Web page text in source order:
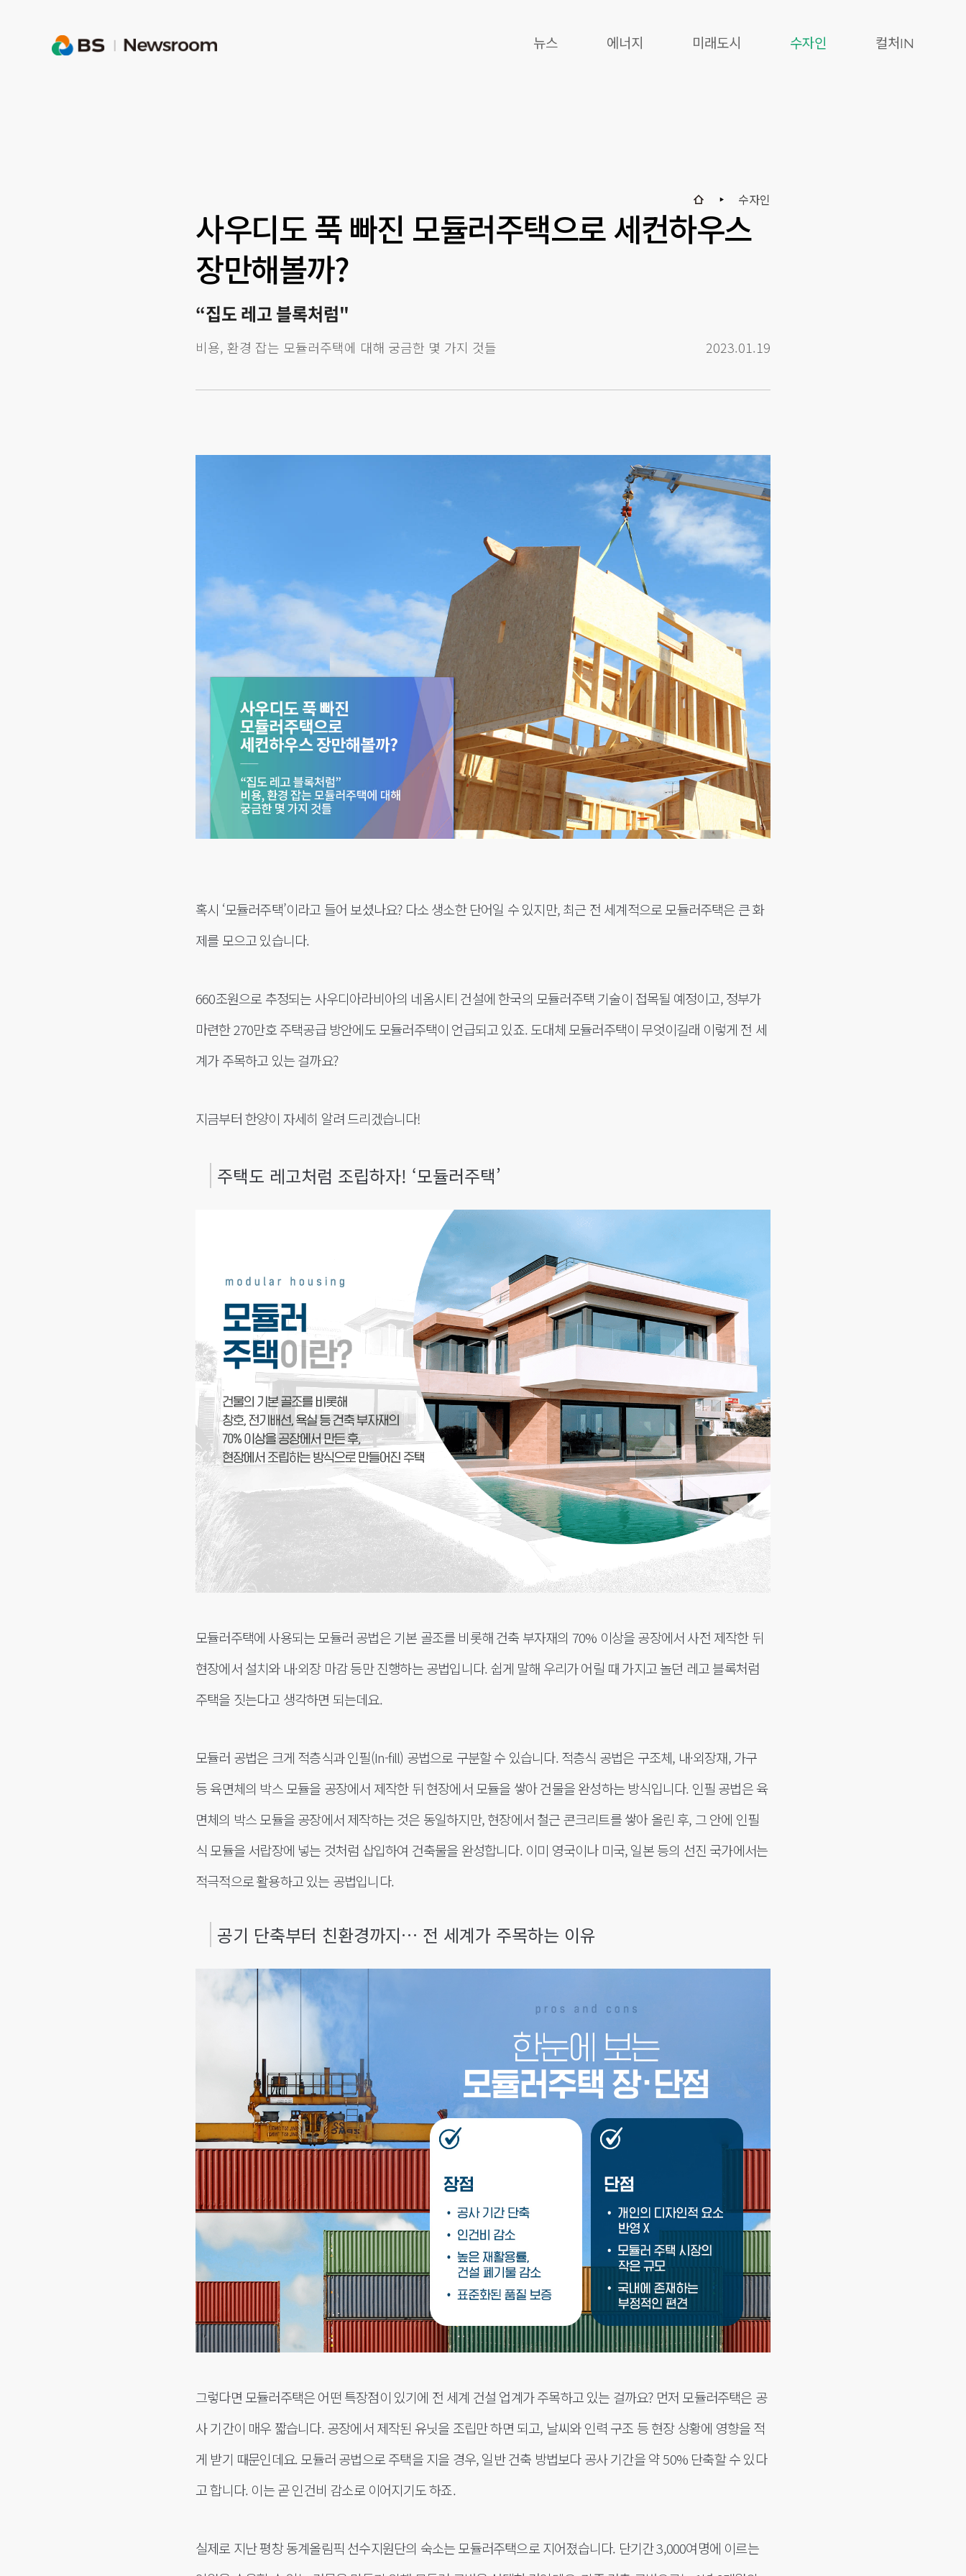
뉴스 에너지 미래도시 수자인 컬처IN
수자인
사우디도 푹 빠진 모듈러주택으로 세컨하우스
장만해볼까?
“집도 레고 블록처럼"
비용, 환경 잡는 모듈러주택에 대해 궁금한 몇 가지 것들 2023.01.19
혹시 ‘모듈러주택’이라고 들어 보셨나요? 다소 생소한 단어일 수 있지만, 최근 전 세계적으로 모듈러주택은 큰 화
제를 모으고 있습니다.
660조원으로 추정되는 사우디아라비아의 네옴시티 건설에 한국의 모듈러주택 기술이 접목될 예정이고, 정부가
마련한 270만호 주택공급 방안에도 모듈러주택이 언급되고 있죠. 도대체 모듈러주택이 무엇이길래 이렇게 전 세
계가 주목하고 있는 걸까요?
지금부터 한양이 자세히 알려 드리겠습니다!
주택도 레고처럼 조립하자! ‘모듈러주택’
모듈러주택에 사용되는 모듈러 공법은 기본 골조를 비롯해 건축 부자재의 70% 이상을 공장에서 사전 제작한 뒤
현장에서 설치와 내·외장 마감 등만 진행하는 공법입니다. 쉽게 말해 우리가 어릴 때 가지고 놀던 레고 블록처럼
주택을 짓는다고 생각하면 되는데요.
모듈러 공법은 크게 적층식과 인필(In-fill) 공법으로 구분할 수 있습니다. 적층식 공법은 구조체, 내·외장재, 가구
등 육면체의 박스 모듈을 공장에서 제작한 뒤 현장에서 모듈을 쌓아 건물을 완성하는 방식입니다. 인필 공법은 육
면체의 박스 모듈을 공장에서 제작하는 것은 동일하지만, 현장에서 철근 콘크리트를 쌓아 올린 후, 그 안에 인필
식 모듈을 서랍장에 넣는 것처럼 삽입하여 건축물을 완성합니다. 이미 영국이나 미국, 일본 등의 선진 국가에서는
적극적으로 활용하고 있는 공법입니다.
공기 단축부터 친환경까지… 전 세계가 주목하는 이유
그렇다면 모듈러주택은 어떤 특장점이 있기에 전 세계 건설 업계가 주목하고 있는 걸까요? 먼저 모듈러주택은 공
사 기간이 매우 짧습니다. 공장에서 제작된 유닛을 조립만 하면 되고, 날씨와 인력 구조 등 현장 상황에 영향을 적
게 받기 때문인데요. 모듈러 공법으로 주택을 지을 경우, 일반 건축 방법보다 공사 기간을 약 50% 단축할 수 있다
고 합니다. 이는 곧 인건비 감소로 이어지기도 하죠.
실제로 지난 평창 동계올림픽 선수지원단의 숙소는 모듈러주택으로 지어졌습니다. 단기간 3,000여명에 이르는